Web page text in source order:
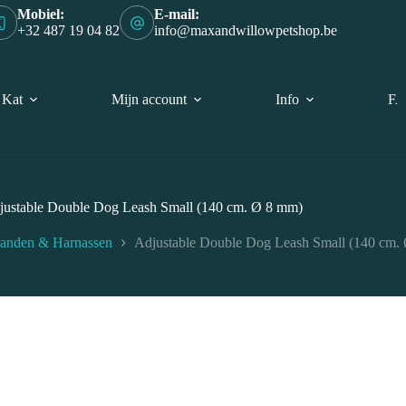
Mobiel:
+32 487 19 04 82
E-mail:
info@maxandwillowpetshop.be
Kat Mijn account Info
Double Dog Leash Small (140 cm. Ø 8 mm)
& Harnassen Adjustable Double Dog Leash Small (140